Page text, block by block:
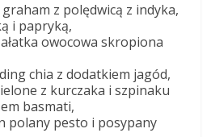
z polędwicą z indyka,
i papryką,
owocowa skropiona
chia z dodatkiem jagód,
z kurczaka i szpinaku
basmati,
polany pesto i posypany